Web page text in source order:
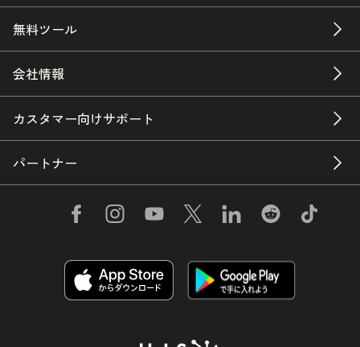
無料ツール
会社情報
カスタマー向けサポート
パートナー